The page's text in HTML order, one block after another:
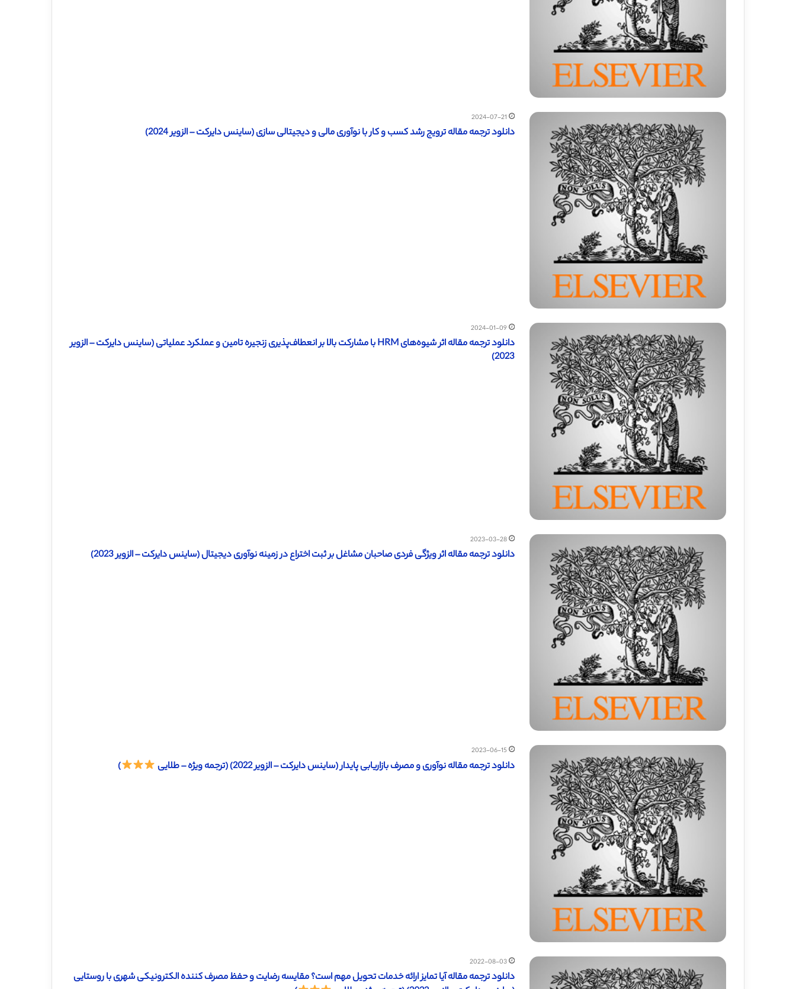
2024-07-21
دانلود ترجمه مقاله ترویج رشد کسب و کار با نوآوری مالی و دیجیتالی سازی (ساینس دایرکت – الزویر 2024)
2024-01-09
دانلود ترجمه مقاله اثر شیوه‌های HRM با مشارکت بالا بر انعطاف‌پذیری زنجیره تامین و عملکرد عملیاتی (ساینس دایرکت – الزویر
2023)
2023-03-28
دانلود ترجمه مقاله اثر ویژگی فردی صاحبان مشاغل بر ثبت اختراع در زمینه نوآوری دیجیتال (ساینس دایرکت – الزویر 2023)
2023-06-15
دانلود ترجمه مقاله نوآوری و مصرف بازاریابی پایدار (ساینس دایرکت – الزویر 2022) (ترجمه ویژه – طلایی )
2022-08-03
دانلود ترجمه مقاله آیا تمایز ارائه خدمات تحویل مهم است؟ مقایسه رضایت و حفظ مصرف کننده الکترونیکی شهری با روستایی